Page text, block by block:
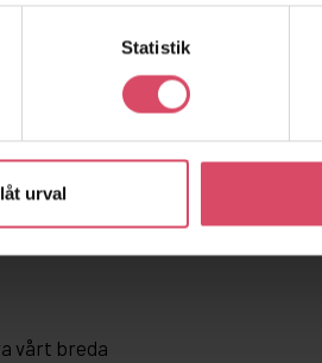
Statistik
urval
vårt breda